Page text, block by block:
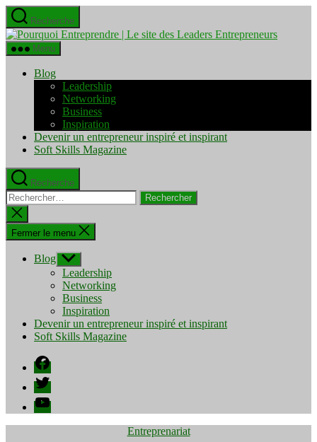
Aller
au
contenu
Recherche
Pourquoi
Menu
Blog
Leadership
Networking
Business
Inspiration
Devenir un entrepreneur inspiré et inspirant
Soft Skills Magazine
Recherche
Rechercher :
Fermer
la
recherche
Fermer le menu
Blog Afficher
le
sous-
menu
Leadership
Networking
Business
Inspiration
Devenir un entrepreneur inspiré et inspirant
Soft Skills Magazine
Facebook
Twitter
YouTube
Catégories
Entreprenariat